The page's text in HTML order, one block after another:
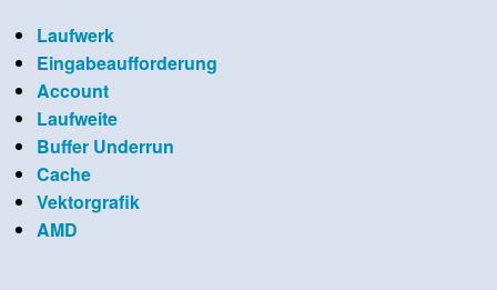
Laufwerk
Eingabeaufforderung
Account
Laufweite
Buffer Underrun
Cache
Vektorgrafik
AMD